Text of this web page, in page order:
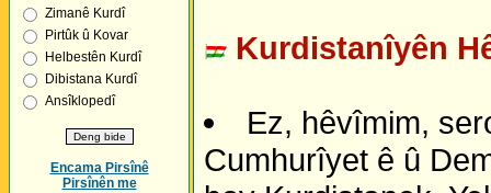
Zimanê Kurdî
Pirtûk û Kovar
Helbestên Kurdî
Dibistana Kurdî
Ansîklopedî
Encama Pirsînê
Pirsînên me
Kurdistanîyên
Ez, hêvîmim,
Cumhurîyet ê û